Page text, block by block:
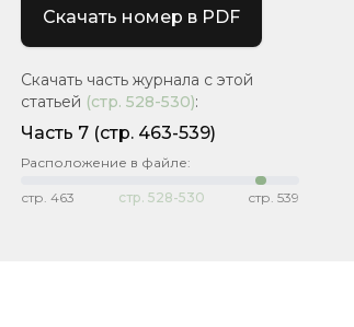
Скачать номер в PDF
Скачать часть журнала с этой
статьей (стр. 528-530):
Часть 7 (стр. 463-539)
Расположение в файле:
стр. 463 стр. 528-530 стр. 539